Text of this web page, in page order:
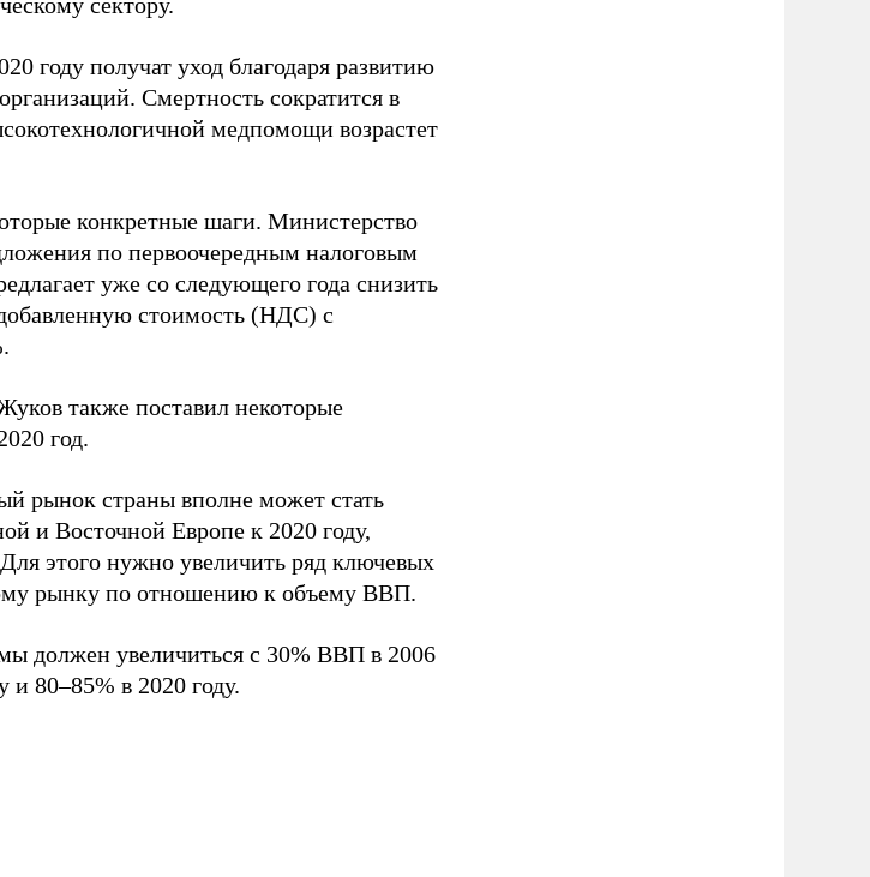
году получат уход благодаря развитию
Смертность сократится в
медпомощи возрастет
конкретные шаги. Министерство
по первоочередным налоговым
уже со следующего года снизить
стоимость (НДС) с
также поставил некоторые
год.
рынок страны вполне может стать
и Восточной Европе к 2020 году,
этого нужно увеличить ряд ключевых
рынку по отношению к объему ВВП.
должен увеличиться с 30% ВВП в 2006
и 80–85% в 2020 году.